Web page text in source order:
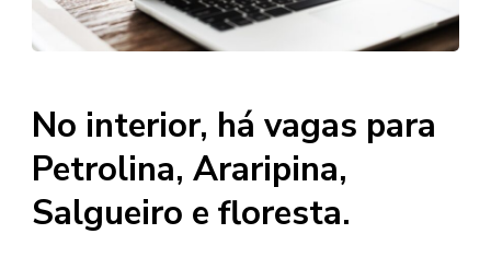
No interior, há vagas para
Petrolina, Araripina,
Salgueiro e floresta.